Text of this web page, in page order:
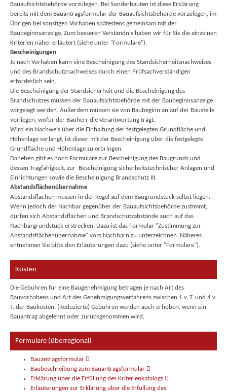
Bauaufsichtsbehörde vorzulegen. Bei Sonderbauten ist diese Erklärung
bereits mit dem Bauantragsformular der Bauaufsichtsbehörde vorzulegen, im
Übrigen bei sonstigen Vorhaben spätestens gemeinsam mit der
Baubeginnsanzeige. Zum besseren Verständnis haben wir für Sie die einzelnen
Kriterien näher erläutert (siehe unter "Formulare").
Bescheinigungen
Je nach Vorhaben kann eine Bescheinigung des Standsicherheitsnachweises
und des Brandschutznachweises durch einen Prüfsachverständigen
erforderlich sein.
Die Bescheinigung der Standsicherheit und die Bescheinigung des
Brandschutzes müssen der Bauaufsichtsbehörde mit der Baubeginnsanzeige
vorgelegt werden. Außerdem müssen sie von Baubeginn an auf der Baustelle
vorliegen, wofür der Bauherr die Verantwortung trägt.
Wird ein Nachweis über die Einhaltung der festgelegten Grundfläche und
Höhenlage verlangt, ist dieser mit der Bescheinigung über die festgelegte
Grundfläche und Höhenlage zu erbringen.
Daneben gibt es noch Formulare zur Bescheinigung des Baugrunds und
dessen Tragfähigkeit, zur Bescheinigung sicherheitstechnischer Anlagen und
Einrichtungen sowie die Bescheinigung Brandschutz III.
Abstandsflächenübernahme
Abstandsflächen müssen in der Regel auf dem Baugrundstück selbst liegen.
Wenn jedoch der Nachbar gegenüber der Bauaufsichtsbehörde zustimmt,
dürfen sich Abstandsflächen und Brandschutzabstände auch auf das
Nachbargrundstück erstrecken. Dazu ist das Formular "Zustimmung zur
Abstandsflächenübernahme" vom Nachbarn zu unterzeichnen. Näheres
entnehmen Sie bitte den Erläuterungen dazu (siehe unter "Formulare").
Kosten
Die Gebühren für eine Baugenehmigung betragen je nach Art des
Bauvorhabens und Art des Genehmigungsverfahrens zwischen 1 v. T. und 4 v.
T. der Baukosten. (Reduzierte) Gebühren werden auch erhoben, wenn ein
Bauantrag abgelehnt oder zurückgenommen wird.
Formulare (überregional)
Bauantragsformular
Baubeschreibung zum Bauantragsformular
Erklärung über die Erfüllung des Kriterienkatalogs
Erläuterungen zur Erklärung über die Erfüllung des